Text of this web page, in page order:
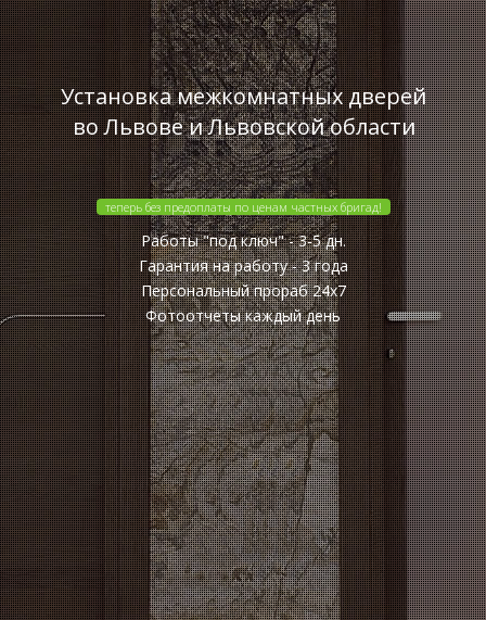
Установка межкомнатных дверей
во Львове и Львовской области
теперь без предоплаты по ценам частных бригад!
Работы "под ключ" - 3-5 дн.
Гарантия на работу - 3 года
Персональный прораб 24x7
Фотоотчеты каждый день